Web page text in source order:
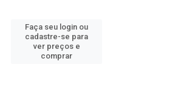
Faça seu login ou
cadastre-se para
ver preços e
comprar